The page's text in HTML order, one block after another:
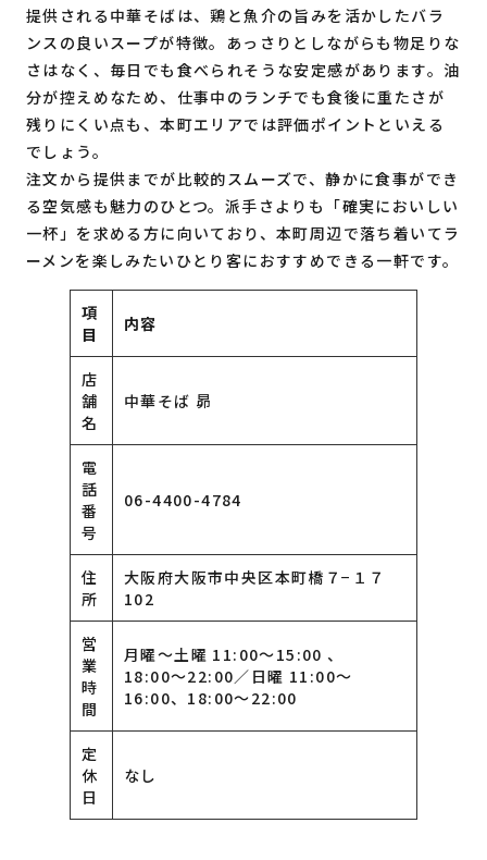
提供される中華そばは、鶏と魚介の旨みを活かしたバラ
ンスの良いスープが特徴。あっさりとしながらも物足りな
さはなく、毎日でも食べられそうな安定感があります。油
分が控えめなため、仕事中のランチでも食後に重たさが
残りにくい点も、本町エリアでは評価ポイントといえる
でしょう。
注文から提供までが比較的スムーズで、静かに食事ができ
る空気感も魅力のひとつ。派手さよりも「確実においしい
一杯」を求める方に向いており、本町周辺で落ち着いてラ
ーメンを楽しみたいひとり客におすすめできる一軒です。
項
目
内容
店
舗
名
中華そば 昴
電
話
番
号
06-4400-4784
住
所
大阪府大阪市中央区本町橋７−１７
102
営
業
時
間
月曜〜土曜 11:00〜15:00 、
18:00〜22:00／日曜 11:00〜
16:00、18:00〜22:00
定
休
日
なし